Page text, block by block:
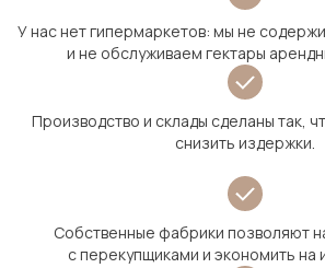
У нас нет гипермаркетов: мы не
и не обслуживаем гектары
Производство и склады сделаны так,
снизить издержки.
Собственные фабрики позволяют
с перекупщиками и экономить на